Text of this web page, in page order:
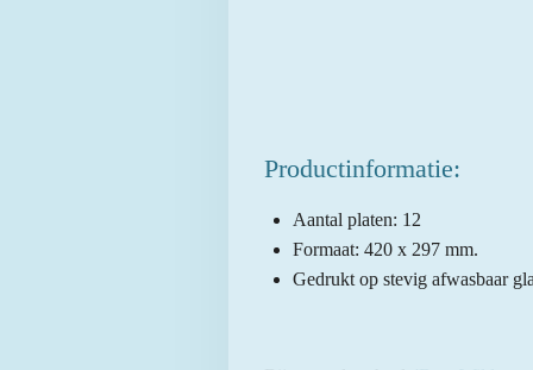
Productinformatie:
Aantal platen: 12
Formaat: 420 x 297 mm.
Gedrukt op stevig afwasbaar